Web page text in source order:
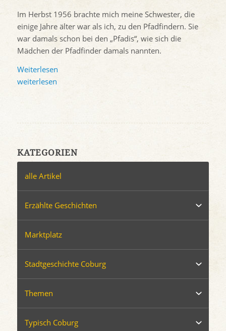
Im Herbst 1956 brachte mich meine Schwester, die
einige Jahre älter war als ich, zu den Pfadfindern. Sie
war damals schon bei den „Pfadis“, wie sich die
Mädchen der Pfadfinder damals nannten.
Weiterlesen
weiterlesen
KATEGORIEN
alle Artikel
Erzählte Geschichten
Marktplatz
Stadtgeschichte Coburg
Themen
Typisch Coburg